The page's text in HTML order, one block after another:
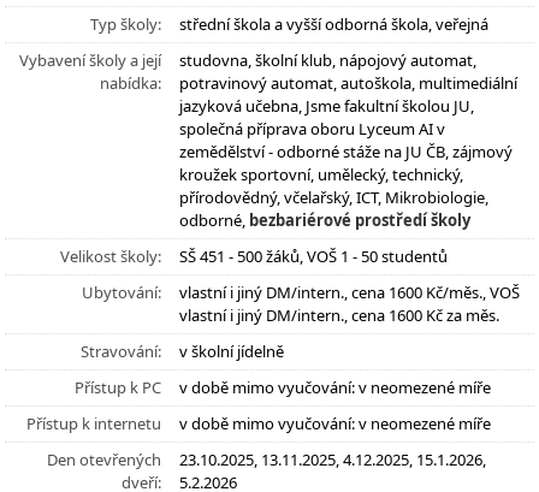
Typ školy:
střední škola a vyšší odborná škola, veřejná
Vybavení školy a její
nabídka:
studovna, školní klub, nápojový automat,
potravinový automat, autoškola, multimediální
jazyková učebna, Jsme fakultní školou JU,
společná příprava oboru Lyceum AI v
zemědělství - odborné stáže na JU ČB, zájmový
kroužek sportovní, umělecký, technický,
přírodovědný, včelařský, ICT, Mikrobiologie,
odborné, bezbariérové prostředí školy
Velikost školy:
SŠ 451 - 500 žáků, VOŠ 1 - 50 studentů
Ubytování:
vlastní i jiný DM/intern., cena 1600 Kč/měs., VOŠ
vlastní i jiný DM/intern., cena 1600 Kč za měs.
Stravování:
v školní jídelně
Přístup k PC
v době mimo vyučování: v neomezené míře
Přístup k internetu
v době mimo vyučování: v neomezené míře
Den otevřených
dveří:
23.10.2025, 13.11.2025, 4.12.2025, 15.1.2026,
5.2.2026